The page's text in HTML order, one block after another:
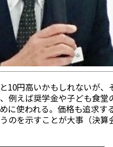
10円高いかもしれないが、
例えば奨学金や子ども食堂
に使われる。価格も追求す
のを示すことが大事（決算